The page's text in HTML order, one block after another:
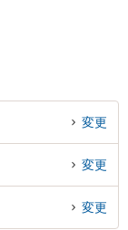
変更
変更
変更